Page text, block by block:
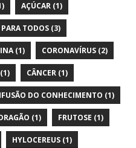
AÇÚCAR (1)
TODOS (3)
(1) CORONAVÍRUS (2)
(1) CÂNCER (1)
DO CONHECIMENTO (1)
(1) FRUTOSE (1)
HYLOCEREUS (1)